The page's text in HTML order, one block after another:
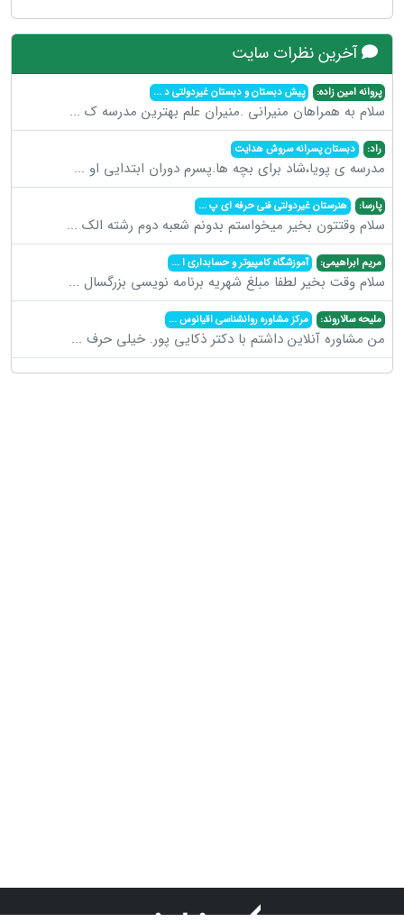
آخرین نظرات سایت
پروانه امین زاده: پیش دبستان و دبستان غیردولتی د...
سلام به همراهان منیرانی .منیران علم بهترین مدرسه ک ...
راد: دبستان پسرانه سروش هدایت
مدرسه ی پویا،شاد برای بچه ها.پسرم دوران ابتدایی او ...
پارسا: هنرستان غیردولتی فنی حرفه ای پ...
سلام وقتتون بخیر میخواستم بدونم شعبه دوم رشته الک ...
مریم ابراهیمی: آموزشگاه کامپیوتر و حسابداری ا...
سلام وقت بخیر لطفا مبلغ شهریه برنامه نویسی بزرگسال ...
ملیحه سالاروند: مرکز مشاوره روانشناسی اقیانوس...
من مشاوره آنلاین داشتم با دکتر ذکایی پور. خیلی حرف ...